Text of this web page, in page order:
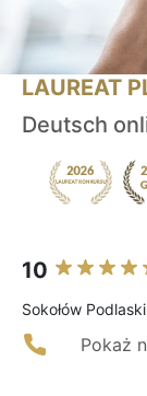
LAUREAT
Deutsch
10
Sokołów
Pokaż